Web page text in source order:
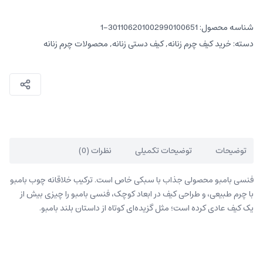
شناسه محصول: 301106201002990100651-1
دسته: خرید کیف چرم زنانه,کیف دستی زنانه,محصولات چرم زنانه
توضیحات توضیحات تکمیلی نظرات (0)
فنسی بامبو محصولی جذاب با سبکی خاص است. ترکیب خلاقانه چوب بامبو
با چرم طبیعی، و طراحی کیف در ابعاد کوچک، فنسی بامبو را چیزی بیش از
یک کیف عادی کرده است؛ مثل گزیده‌ای کوتاه از داستان بلند بامبو.